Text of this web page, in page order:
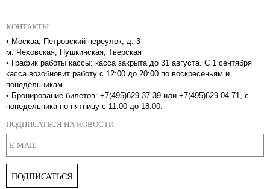
КОНТАКТЫ
• Москва, Петровский переулок, д. 3
м. Чеховская, Пушкинская, Тверская
• График работы кассы: касса закрыта до 31 августа. С 1 сентября
касса возобновит работу с 12:00 до 20:00 по воскресеньям и
понедельникам.
• Бронирование билетов: +7(495)629-37-39 или +7(495)629-04-71, с
понедельника по пятницу с 11:00 до 18:00.
ПОДПИСАТЬСЯ НА НОВОСТИ
ПОДПИСАТЬСЯ